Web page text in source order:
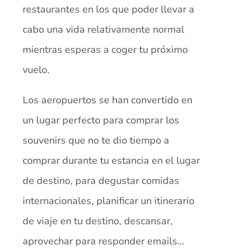
restaurantes en los que poder llevar a
cabo una vida relativamente normal
mientras esperas a coger tu próximo
vuelo.
Los aeropuertos se han convertido en
un lugar perfecto para comprar los
souvenirs que no te dio tiempo a
comprar durante tu estancia en el lugar
de destino, para degustar comidas
internacionales, planificar un itinerario
de viaje en tu destino, descansar,
aprovechar para responder emails…